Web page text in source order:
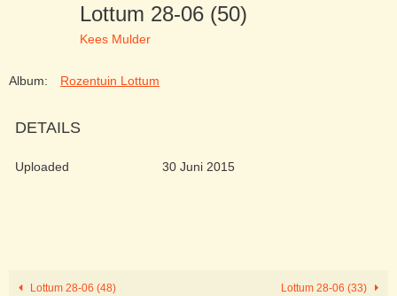
Lottum 28-06 (50)
Kees Mulder
Album: Rozentuin Lottum
DETAILS
Uploaded 30 Juni 2015
Lottum 28-06 (48) Lottum 28-06 (33)